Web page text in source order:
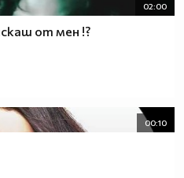
02:00
от мен !?
00:10